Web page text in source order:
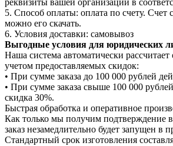
реквизиты вашей организации в
5. Способ оплаты: оплата по счету. Счет
можно его скачать.
6. Условия доставки: самовывоз
Выгодные условия для юридических
Наша система автоматически рассчитает
учетом предоставляемых скидок:
• При сумме заказа до 100 000 рублей
• При сумме заказа свыше 100 000
скидка 30%.
Быстрая обработка и оперативное
Как только мы получим подтверждение
заказ незамедлительно будет запущен в
Стандартный срок изготовления